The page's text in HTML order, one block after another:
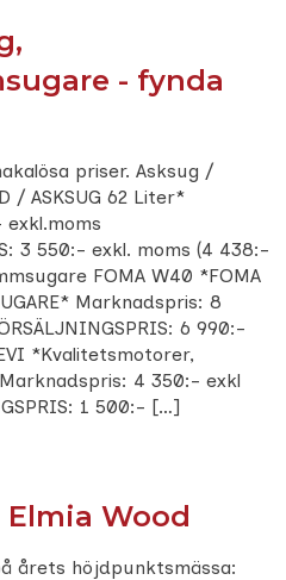
- fynda
priser. Asksug /
/ ASKSUG 62 Liter*
3 550:- exkl. moms (4 438:-
FOMA W40 *FOMA
Marknadspris: 8
6 990:-
*Kvalitetsmotorer,
4 350:- exkl
1 500:- […]
Elmia Wood
årets höjdpunktsmässa: